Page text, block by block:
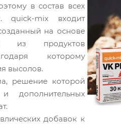
в состав всех
quick-mix входит
на основе
из продуктов
которому
высолов.
решение которой
дополнительных
добавок к